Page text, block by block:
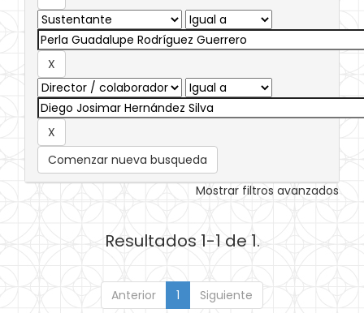
Comenzar nueva busqueda
Mostrar filtros avanzados
Resultados 1-1 de 1.
Anterior 1 Siguiente